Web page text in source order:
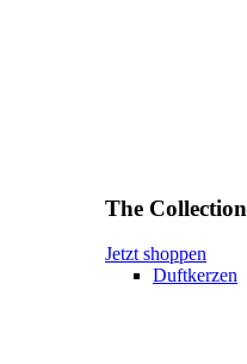
The Collection
Jetzt shoppen
Duftkerzen